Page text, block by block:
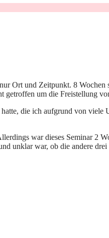
Ort und Zeitpunkt. 8 Wochen
um die Freistellung
die ich aufgrund von viele
war dieses Seminar 2
unklar war, ob die andere